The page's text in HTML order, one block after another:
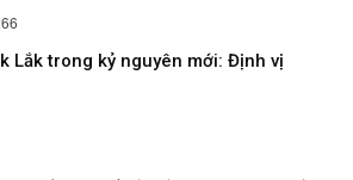
Lắk trong kỷ nguyên mới: Định vị